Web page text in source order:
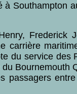
Southampton
Frederick
carrière
du service des
Bournemouth
passagers